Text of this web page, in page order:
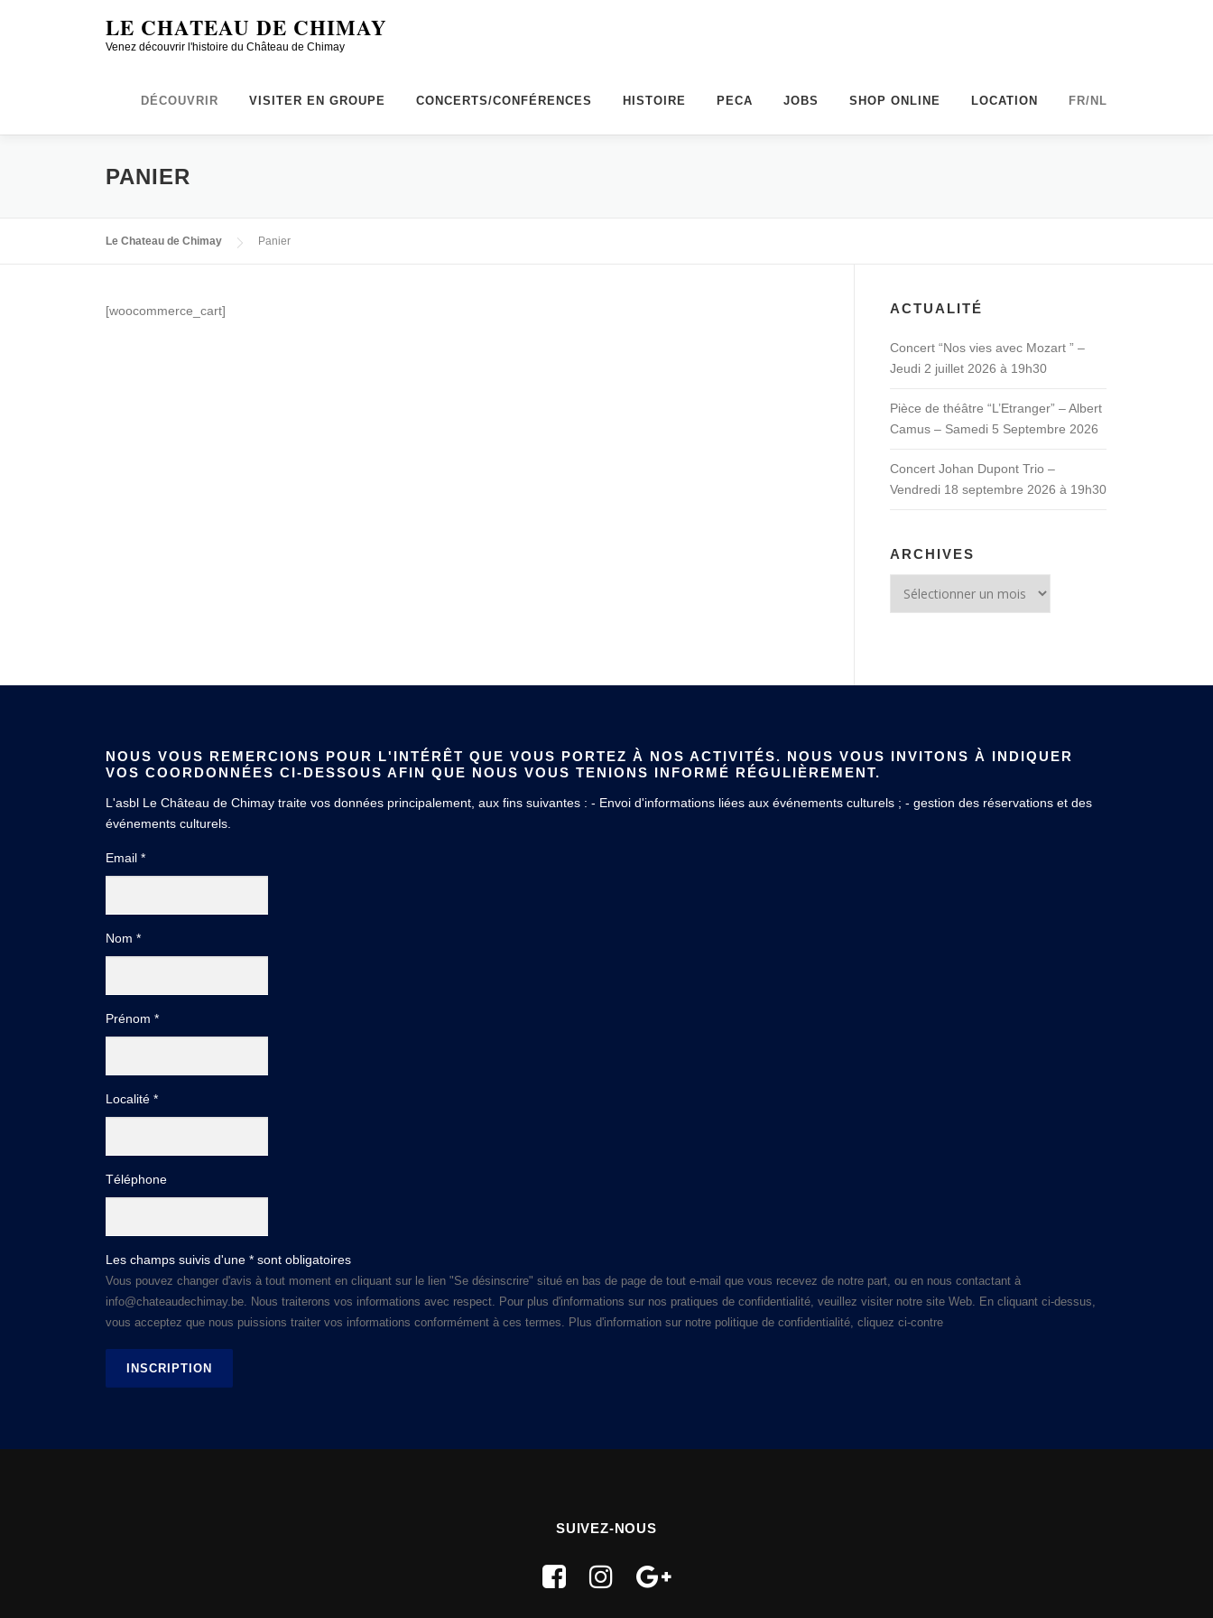
LE CHATEAU DE CHIMAY
Venez découvrir l'histoire du Château de Chimay
DÉCOUVRIR VISITER EN GROUPE CONCERTS/CONFÉRENCES HISTOIRE PECA JOBS SHOP ONLINE LOCATION FR/NL
PANIER
Le Chateau de Chimay Panier
[woocommerce_cart] ACTUALITÉ
Concert “Nos vies avec Mozart ” –
Jeudi 2 juillet 2026 à 19h30
Pièce de théâtre “L’Etranger” – Albert
Camus – Samedi 5 Septembre 2026
Concert Johan Dupont Trio –
Vendredi 18 septembre 2026 à 19h30
ARCHIVES
NOUS VOUS REMERCIONS POUR L'INTÉRÊT QUE VOUS PORTEZ À NOS ACTIVITÉS. NOUS VOUS INVITONS À INDIQUER
VOS COORDONNÉES CI-DESSOUS AFIN QUE NOUS VOUS TENIONS INFORMÉ RÉGULIÈREMENT.
L'asbl Le Château de Chimay traite vos données principalement, aux fins suivantes : - Envoi d'informations liées aux événements culturels ; - gestion des réservations et des
événements culturels.
Email *
Nom *
Prénom *
Localité *
Téléphone
Les champs suivis d'une * sont obligatoires
Vous pouvez changer d'avis à tout moment en cliquant sur le lien "Se désinscrire" situé en bas de page de tout e-mail que vous recevez de notre part, ou en nous contactant à
info@chateaudechimay.be. Nous traiterons vos informations avec respect. Pour plus d'informations sur nos pratiques de confidentialité, veuillez visiter notre site Web. En cliquant ci-dessus,
vous acceptez que nous puissions traiter vos informations conformément à ces termes. Plus d'information sur notre politique de confidentialité, cliquez ci-contre
SUIVEZ-NOUS